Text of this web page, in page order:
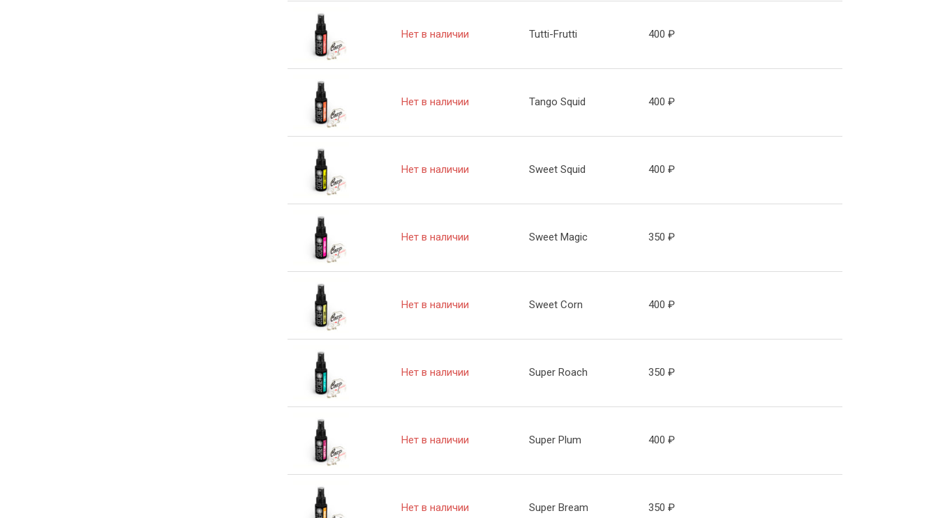
Нет в наличии Tutti-Frutti 400 ₽
Нет в наличии Tango Squid 400 ₽
Нет в наличии Sweet Squid 400 ₽
Нет в наличии Sweet Magic 350 ₽
Нет в наличии Sweet Corn 400 ₽
Нет в наличии Super Roach 350 ₽
Нет в наличии Super Plum 400 ₽
Нет в наличии Super Bream 350 ₽